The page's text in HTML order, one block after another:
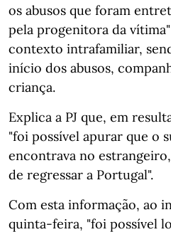
os abusos que foram
pela progenitora da
contexto intrafamiliar,
início dos abusos,
criança.
Explica a PJ que, em
"foi possível apurar que o
encontrava no
de regressar a Portugal".
Com esta informação, ao
quinta-feira, "foi possível